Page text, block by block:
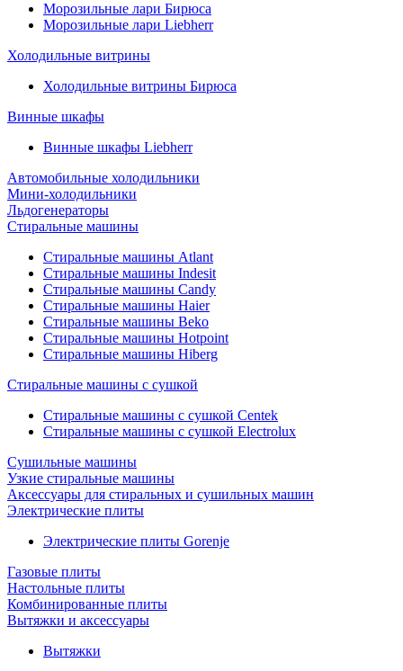
Морозильные лари Бирюса
Морозильные лари Liebherr
Холодильные витрины
Холодильные витрины Бирюса
Винные шкафы
Винные шкафы Liebherr
Автомобильные холодильники
Мини-холодильники
Льдогенераторы
Стиральные машины
Стиральные машины Atlant
Стиральные машины Indesit
Стиральные машины Candy
Стиральные машины Haier
Стиральные машины Beko
Стиральные машины Hotpoint
Стиральные машины Hiberg
Стиральные машины с сушкой
Стиральные машины с сушкой Centek
Стиральные машины с сушкой Electrolux
Сушильные машины
Узкие стиральные машины
Аксессуары для стиральных и сушильных машин
Электрические плиты
Электрические плиты Gorenje
Газовые плиты
Настольные плиты
Комбинированные плиты
Вытяжки и аксессуары
Вытяжки